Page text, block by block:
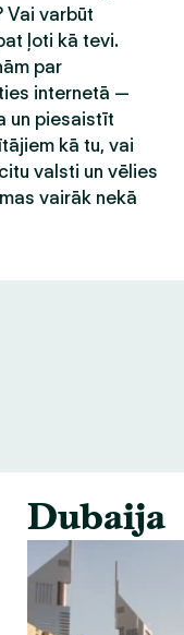
Vai varbūt
ļoti kā tevi.
par
internetā —
un piesaistīt
kā tu, vai
valsti un vēlies
vairāk nekā
Dubaija